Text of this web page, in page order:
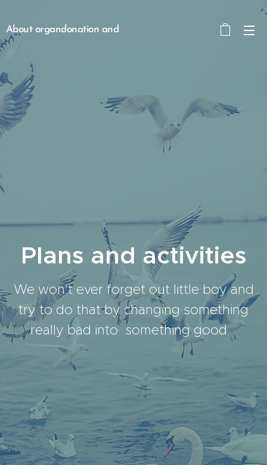
About organdonation and
transplantation
Plans and activities
We won't ever forget out little boy and
try to do that by changing something
really bad into something good.